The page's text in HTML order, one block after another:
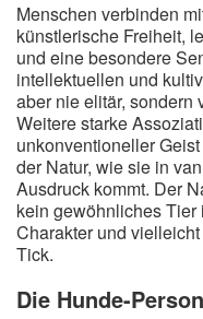
Menschen verbinden
künstlerische Freiheit,
und eine besondere
intellektuellen und
aber nie elitär, sondern
Weitere starke
unkonventioneller
der Natur, wie sie in
Ausdruck kommt. Der
kein gewöhnliches
Charakter und
Tick.
Die Hunde-